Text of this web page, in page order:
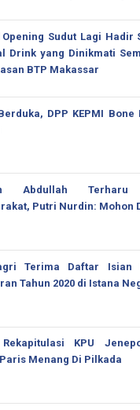
Opening Sudut Lagi Hadir
Drink yang Dinikmati
BTP Makassar
DPP KEPMI Bone
Abdullah Terharu
Putri Nurdin: Mohon
Terima Daftar Isian
Tahun 2020 di Istana
KPU
Menang Di Pilkada